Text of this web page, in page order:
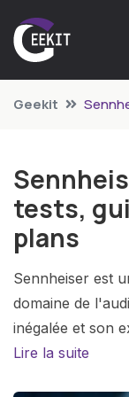
Geekit
tests,
plans
Sennheiser est
domaine de
inégalée et son
1945,
Lire la suite